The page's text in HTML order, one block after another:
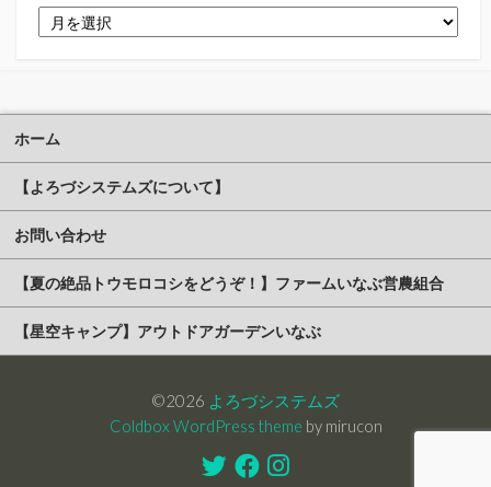
ー
ホーム
【よろづシステムズについて】
お問い合わせ
【夏の絶品トウモロコシをどうぞ！】ファームいなぶ営農組合
【星空キャンプ】アウトドアガーデンいなぶ
©2026 よろづシステムズ
Coldbox WordPress theme by mirucon
TwitterFacebookInstagram